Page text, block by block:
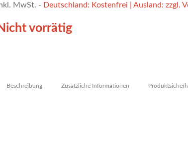
MwSt. - Deutschland: Kostenfrei | Ausland: zzgl.
vorrätig
Beschreibung Zusätzliche Informationen